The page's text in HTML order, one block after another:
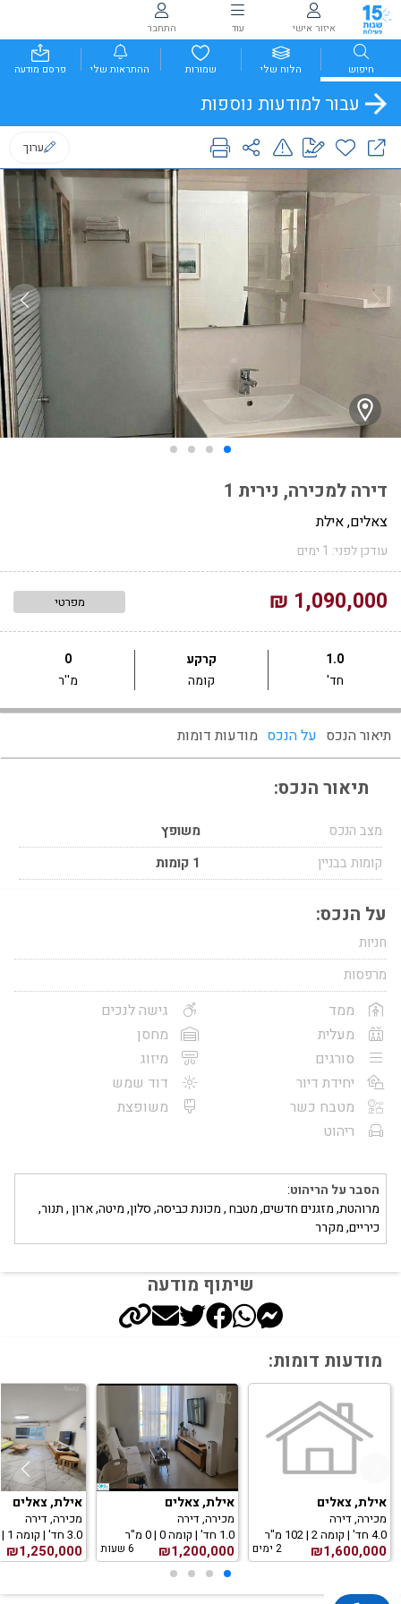
איזור אישי עוד התחבר
חיפוש הלוח שלי שמורות ההתראות שלי פרסם מודעה
עבור למודעות נוספות
ערוך
דירה למכירה, נירית 1
צאלים, אילת
עודכן לפני: 1 ימים
1,090,000 ₪ מפרטי
1.0
חד'
קרקע
קומה
0
מ''ר
תיאור הנכס על הנכס מודעות דומות
תיאור הנכס:
מצב הנכס
משופץ
קומות בבניין
1 קומות
על הנכס:
חניות
מרפסות
ממד
מעלית
סורגים
יחידת דיור
מטבח כשר
ריהוט
גישה לנכים
מחסן
מיזוג
דוד שמש
משופצת
הסבר על הריהוט:
מרוהטת, מזגנים חדשים, מטבח , מכונת כביסה, סלון, מיטה, ארון , תנור,
כיריים, מקרר
שיתוף מודעה
מודעות דומות:
אילת, צאלים
מכירה, דירה
4.0 חד' | קומה 2 | 102 מ"ר
₪1,600,000 2 ימים
אילת, צאלים
מכירה, דירה
1.0 חד' | קומה 0 | 0 מ"ר
₪1,200,000 6 שעות
אילת, צאלים
מכירה, דירה
3.0 חד' | קומה 1 | 80 מ"ר
₪1,250,000